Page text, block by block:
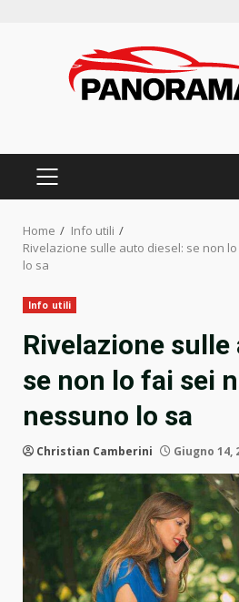
PRIMARY
Home
Info utili
Rivelazione sulle auto diesel: se non
lo sa
Info utili
Rivelazione
se non lo fai sei
nessuno lo sa
Christian Camberini Giugno 14,